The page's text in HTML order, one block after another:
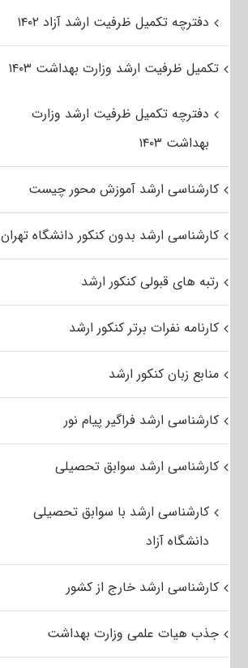
دفترچه تکمیل ظرفیت ارشد آزاد ۱۴۰۲
تکمیل ظرفیت ارشد وزارت بهداشت ۱۴۰۳
دفترچه تکمیل ظرفیت ارشد وزارت
بهداشت ۱۴۰۳
کارشناسی ارشد آموزش محور چیست
کارشناسی ارشد بدون کنکور دانشگاه تهران
رتبه های قبولی کنکور ارشد
کارنامه نفرات برتر کنکور ارشد
منابع زبان کنکور ارشد
کارشناسی ارشد فراگیر پیام نور
کارشناسی ارشد سوابق تحصیلی
کارشناسی ارشد با سوابق تحصیلی
دانشگاه آزاد
کارشناسی ارشد خارج از کشور
جذب هیات علمی وزارت بهداشت